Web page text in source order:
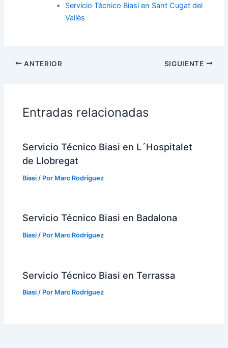
Servicio Técnico Biasi en Sant Cugat del
Vallès
ANTERIOR SIGUIENTE
Entradas relacionadas
Servicio Técnico Biasi en L´Hospitalet
de Llobregat
Biasi / Por Marc Rodríguez
Servicio Técnico Biasi en Badalona
Biasi / Por Marc Rodríguez
Servicio Técnico Biasi en Terrassa
Biasi / Por Marc Rodríguez